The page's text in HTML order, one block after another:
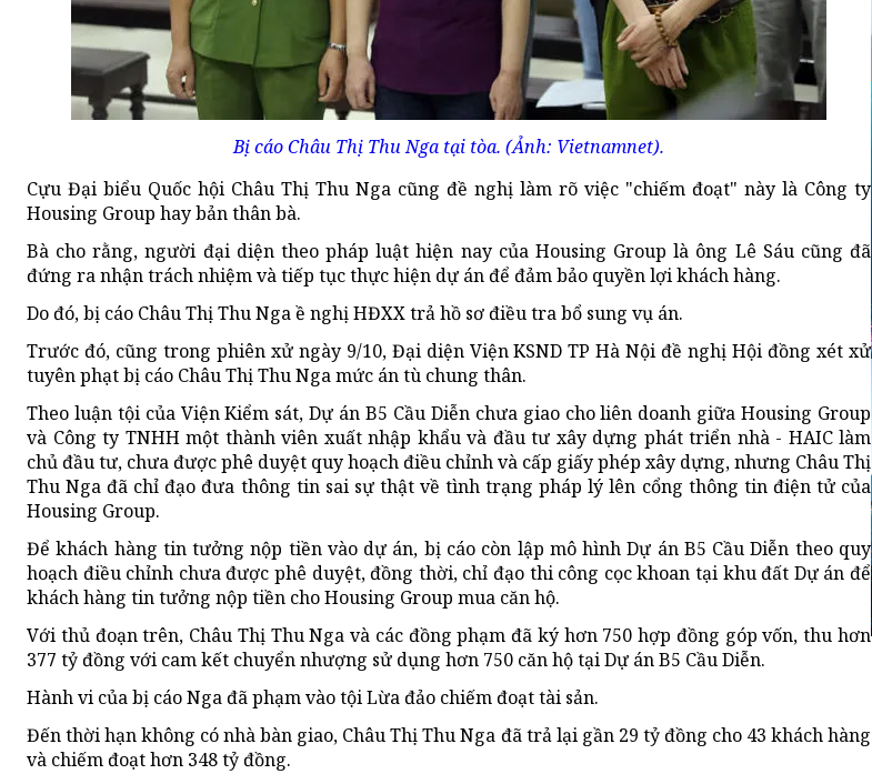
Bị cáo Châu Thị Thu Nga tại tòa. (Ảnh: Vietnamnet).
Cựu Đại biểu Quốc hội Châu Thị Thu Nga cũng đề nghị làm rõ việc "chiếm đoạt" này là Công ty
Housing Group hay bản thân bà.
Bà cho rằng, người đại diện theo pháp luật hiện nay của Housing Group là ông Lê Sáu cũng đã
đứng ra nhận trách nhiệm và tiếp tục thực hiện dự án để đảm bảo quyền lợi khách hàng.
Do đó, bị cáo Châu Thị Thu Nga ề nghị HĐXX trả hồ sơ điều tra bổ sung vụ án.
Trước đó, cũng trong phiên xử ngày 9/10, Đại diện Viện KSND TP Hà Nội đề nghị Hội đồng xét xử
tuyên phạt bị cáo Châu Thị Thu Nga mức án tù chung thân.
Theo luận tội của Viện Kiểm sát, Dự án B5 Cầu Diễn chưa giao cho liên doanh giữa Housing Group
và Công ty TNHH một thành viên xuất nhập khẩu và đầu tư xây dựng phát triển nhà - HAIC làm
chủ đầu tư, chưa được phê duyệt quy hoạch điều chỉnh và cấp giấy phép xây dựng, nhưng Châu Thị
Thu Nga đã chỉ đạo đưa thông tin sai sự thật về tình trạng pháp lý lên cổng thông tin điện tử của
Housing Group.
Để khách hàng tin tưởng nộp tiền vào dự án, bị cáo còn lập mô hình Dự án B5 Cầu Diễn theo quy
hoạch điều chỉnh chưa được phê duyệt, đồng thời, chỉ đạo thi công cọc khoan tại khu đất Dự án để
khách hàng tin tưởng nộp tiền cho Housing Group mua căn hộ.
Với thủ đoạn trên, Châu Thị Thu Nga và các đồng phạm đã ký hơn 750 hợp đồng góp vốn, thu hơn
377 tỷ đồng với cam kết chuyển nhượng sử dụng hơn 750 căn hộ tại Dự án B5 Cầu Diễn.
Hành vi của bị cáo Nga đã phạm vào tội Lừa đảo chiếm đoạt tài sản.
Đến thời hạn không có nhà bàn giao, Châu Thị Thu Nga đã trả lại gần 29 tỷ đồng cho 43 khách hàng
và chiếm đoạt hơn 348 tỷ đồng.